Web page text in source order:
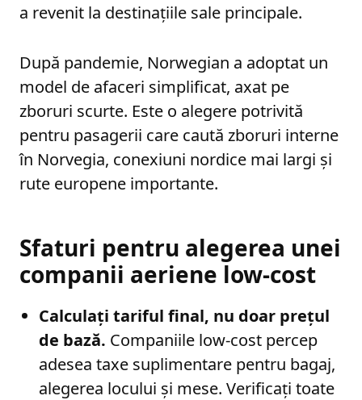
a revenit la destinațiile sale principale.
După pandemie, Norwegian a adoptat un
model de afaceri simplificat, axat pe
zboruri scurte. Este o alegere potrivită
pentru pasagerii care caută zboruri interne
în Norvegia, conexiuni nordice mai largi și
rute europene importante.
Sfaturi pentru alegerea unei
companii aeriene low-cost
Calculați tariful final, nu doar prețul
de bază. Companiile low-cost percep
adesea taxe suplimentare pentru bagaj,
alegerea locului și mese. Verificați toate